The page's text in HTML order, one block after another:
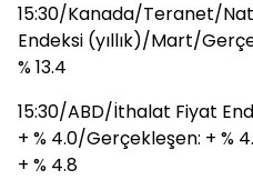
15:30/Kanada/Teranet/
Endeksi (yıllık)/Mart/
% 13.4
15:30/ABD/İthalat Fiyat
+ % 4.0/Gerçekleşen: + %
+ % 4.8